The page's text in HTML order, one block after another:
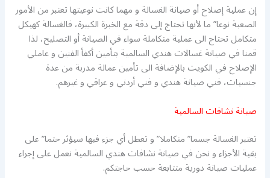
إن عملية إصلاح أو صيانة الغسالة و مهما كانت نوعيتها تعتبر من الأمور
الصعبة نوعا” ما لأنها تحتاج إلى دقة مع الخبرة الكبيرة، فالغسالة كهيكل
متكامل تحتاج الى عملية متكاملة سواء في الصيانة أو التصليح، لذا
قمنا في صيانة غسالات هندي السالمية بتأمين أكفأ الفنين و عاملي
الإصلاح في الكويت بالإضافة الى تأمين عمالة مدربة من عدة
جنسيات، فني صيانة هندي و فني أردني و عراقي و غيرهم.
صيانة نشافات السالمية
تعتبر الغسالة جسما” متكاملا” و تعطل أي جزء فيها سيؤثر حتما” على
بقية الأجزاء و نحن في صيانة نشافات هندي السالمية نعمل على إجراء
عمليات صيانة دورية متتابعة حسب حاجتكم.